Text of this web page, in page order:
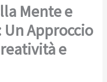
Mente e
Approccio
e